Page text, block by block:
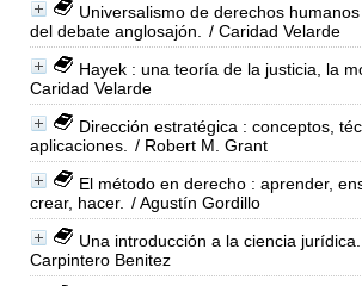
Universalismo de derechos
del debate anglosajón.
/ Caridad Velarde
Hayek : una teoría de la justicia, la
Caridad Velarde
Dirección estratégica : conceptos,
aplicaciones.
/ Robert M. Grant
El método en derecho : aprender,
crear, hacer. / Agustín Gordillo
Una introducción a la ciencia jurídica.
Carpintero Benitez